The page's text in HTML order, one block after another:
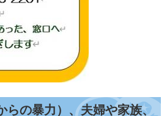
らの暴力）、夫婦や家族、